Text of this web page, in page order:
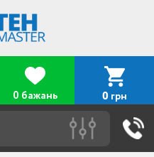
0 бажань 0 грн